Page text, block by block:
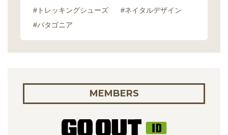
#トレッキングシューズ
#ネイタルデザイン
#パタゴニア
MEMBERS